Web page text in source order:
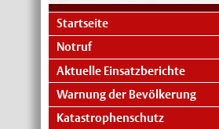
Startseite
Notruf
Aktuelle Einsatzberichte
Warnung der Bevölkerung
Katastrophenschutz